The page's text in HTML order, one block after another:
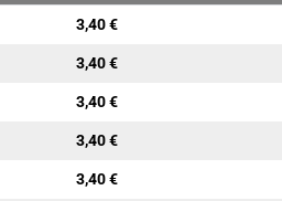
3,40 €
3,40 €
3,40 €
3,40 €
3,40 €